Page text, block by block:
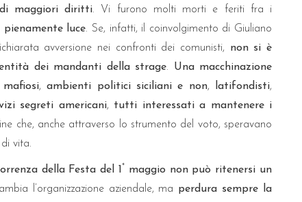
di maggiori diritti. Vi furono molti morti e feriti fra i
luce. Se, infatti, il coinvolgimento di Giuliano
avversione nei confronti dei comunisti, non si è
dei mandanti della strage. Una macchinazione
,ambienti politici siciliani e non, latifondisti,
segreti americani, tutti interessati a mantenere i
che, anche attraverso lo strumento del voto, speravano
vita.
della Festa del 1 ° maggio non può ritenersi un
l’organizzazione aziendale, ma perdura sempre la